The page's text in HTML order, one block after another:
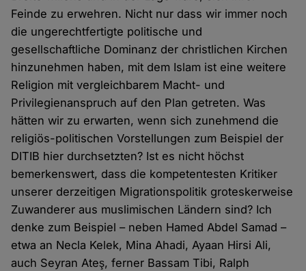
Feinde zu erwehren. Nicht nur dass wir immer noch
die ungerechtfertigte politische und
gesellschaftliche Dominanz der christlichen Kirchen
hinzunehmen haben, mit dem Islam ist eine weitere
Religion mit vergleichbarem Macht- und
Privilegienanspruch auf den Plan getreten. Was
hätten wir zu erwarten, wenn sich zunehmend die
religiös-politischen Vorstellungen zum Beispiel der
DITIB hier durchsetzten? Ist es nicht höchst
bemerkenswert, dass die kompetentesten Kritiker
unserer derzeitigen Migrationspolitik groteskerweise
Zuwanderer aus muslimischen Ländern sind? Ich
denke zum Beispiel – neben Hamed Abdel Samad –
etwa an Necla Kelek, Mina Ahadi, Ayaan Hirsi Ali,
auch Seyran Ateş, ferner Bassam Tibi, Ralph